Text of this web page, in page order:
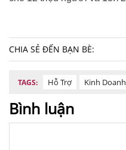
CHIA SẺ ĐẾN BẠN BÈ:
TAGS: Hỗ Trợ Kinh Doanh
Bình luận